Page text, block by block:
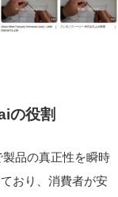
の役割
品の真正性を瞬時
おり、消費者が安